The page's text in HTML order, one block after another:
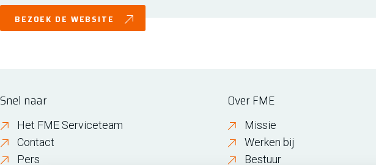
BEZOEK DE WEBSITE
Snel naar
Het FME Serviceteam
Contact
Pers
Over FME
Missie
Werken bij
Bestuur